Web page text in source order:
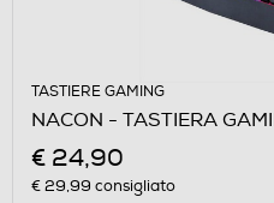
TASTIERE GAMING
NACON - TASTIERA
€ 24,90
€ 29,99 consigliato